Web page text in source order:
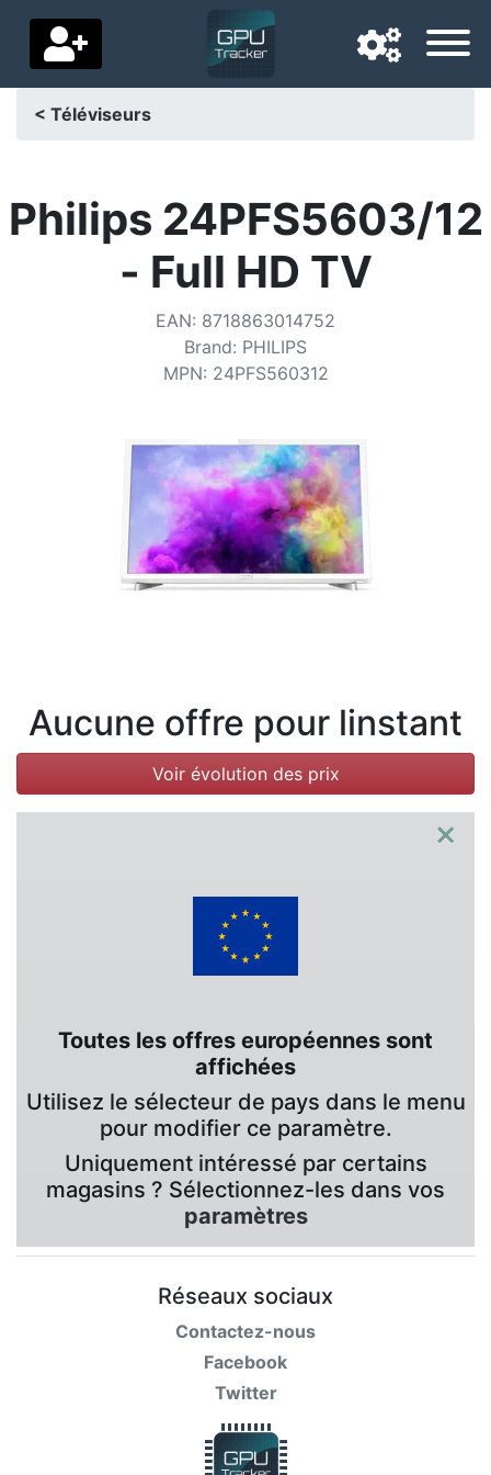
Pays de livraison
Contactez-nous
< Téléviseurs
Philips 24PFS5603/12
- Full HD TV
EAN: 8718863014752
Brand: PHILIPS
MPN: 24PFS560312
Aucune offre pour linstant
Voir évolution des prix
×
Toutes les offres européennes sont
affichées
Utilisez le sélecteur de pays dans le menu
pour modifier ce paramètre.
Uniquement intéressé par certains
magasins ? Sélectionnez-les dans vos
paramètres
Réseaux sociaux
Contactez-nous
Facebook
Twitter